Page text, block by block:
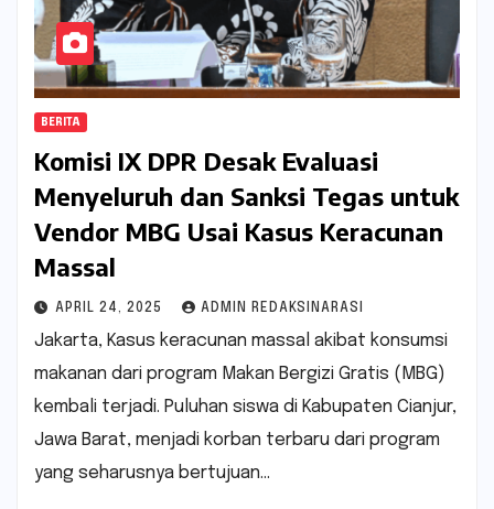
BERITA
Komisi IX DPR Desak Evaluasi
Menyeluruh dan Sanksi Tegas untuk
Vendor MBG Usai Kasus Keracunan
Massal
APRIL 24, 2025 ADMIN REDAKSINARASI
Jakarta, Kasus keracunan massal akibat konsumsi
makanan dari program Makan Bergizi Gratis (MBG)
kembali terjadi. Puluhan siswa di Kabupaten Cianjur,
Jawa Barat, menjadi korban terbaru dari program
yang seharusnya bertujuan…